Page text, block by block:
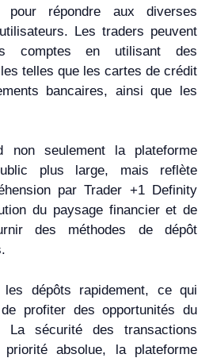
pour répondre aux diverses
Les traders peuvent
comptes en utilisant des
telles que les cartes de crédit
bancaires, ainsi que les
non seulement la plateforme
plus large, mais reflète
par Trader +1 Definity
du paysage financier et de
des méthodes de dépôt
dépôts rapidement, ce qui
profiter des opportunités du
La sécurité des transactions
absolue, la plateforme